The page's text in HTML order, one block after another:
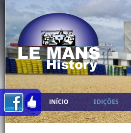
INÍCIO EDIÇÕES